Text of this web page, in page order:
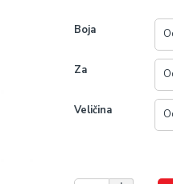
Boja
Za
Veličina